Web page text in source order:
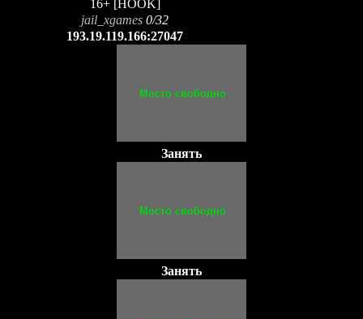
16+ [HOOK]
jail_xgames 0/32
193.19.119.166:27047
Занять
Занять